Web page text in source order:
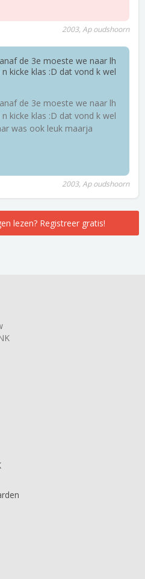
2003, Ap oudshoorn
de 3e moeste we naar lh
kicke klas :D dat vond k wel
de 3e moeste we naar lh
kicke klas :D dat vond k wel
was ook leuk maarja
2003, Ap oudshoorn
lezen? Registreer gratis!